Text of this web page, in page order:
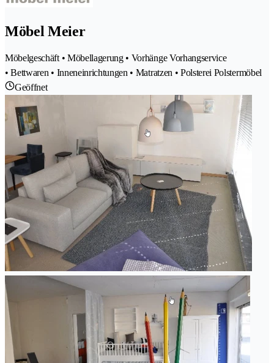
Möbel Meier
Möbelgeschäft • Möbellagerung • Vorhänge Vorhangservice
• Bettwaren • Inneneinrichtungen • Matratzen • Polsterei Polstermöbel
Geöffnet